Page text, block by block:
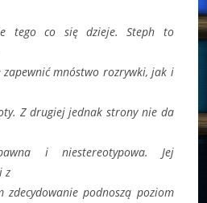
tego co się dzieje. Steph to
mnóstwo rozrywki, jak i
Z drugiej jednak strony nie da
i niestereotypowa. Jej
z
zdecydowanie podnoszą poziom